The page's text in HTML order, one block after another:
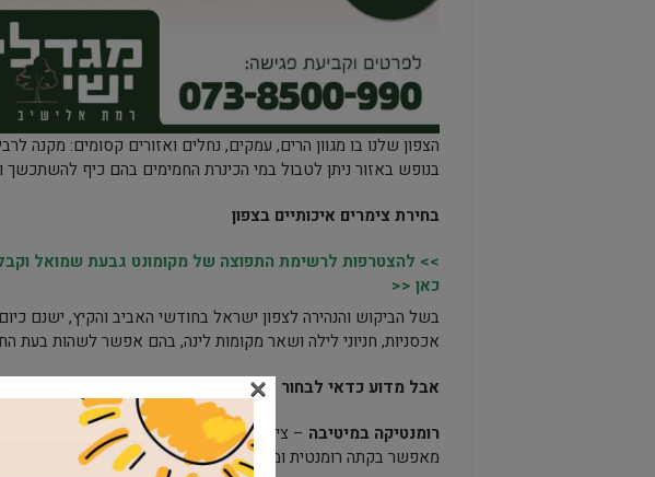
הצפון שלנו בו מגוון הרים, עמקים, נחלים ואזורים קסומים: מקנה
בנופש באזור ניתן לטבול במי הכינרת החמימים בהם כיף להשתכשך
בחירת צימרים איכותיים בצפון
>> להצטרפות לרשימת התפוצה של מקומונט גבעת שמואל
כאן <<
בשל הביקוש והנהירה לצפון ישראל בחודשי האביב והקיץ, ישנם
אכסניות, חניוני לילה ושאר מקומות לינה, בהם אפשר לשהות בעת
אבל מדוע כדאי לבחור דווקא בצימר בצפון? הנה כמה סיבות
רומנטיקה במיטיבה – צימרים הפכו למקום אירוח אהוב על ידי
מאפשר בקתה רומנטית ומבודדת בה יכולים לבלות זוגות אוהבים
×